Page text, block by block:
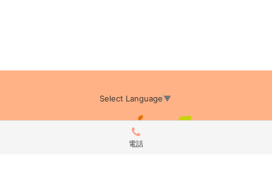
Select Language▼
電話